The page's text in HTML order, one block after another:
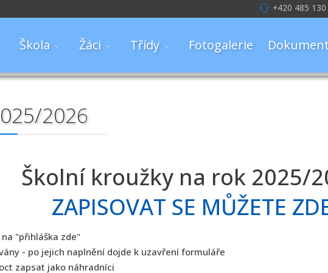
+420 485
Škola Žáci Třídy Fotogalerie
2026
Školní kroužky na rok 2025/
ZAPISOVAT SE MŮŽETE
"přihláška zde"
- po jejich naplnění dojde k uzavření formuláře
zapsat jako náhradníci